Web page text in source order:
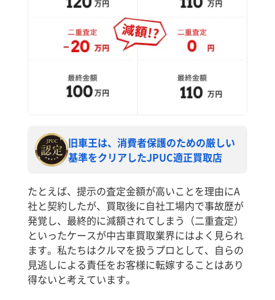
旧車王は、消費者保護のための厳しい
基準をクリアしたJPUC適正買取店
たとえば、提示の査定金額が高いことを理由にA
社と契約したが、買取後に自社工場内で事故歴が
発覚し、最終的に減額されてしまう（二重査定）
といったケースが中古車買取業界にはよく見られ
ます。私たちはクルマを扱うプロとして、自らの
見逃しによる責任をお客様に転嫁することはあり
得ないと考えています。